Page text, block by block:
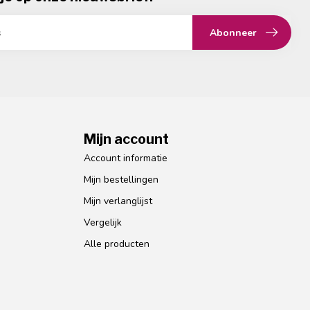
Abonneer
Mijn account
Account informatie
Mijn bestellingen
Mijn verlanglijst
Vergelijk
Alle producten